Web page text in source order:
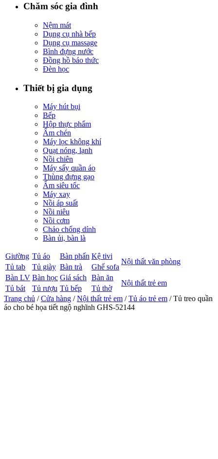
Chăm sóc gia đình
Nệm mát
Dụng cụ nhà bếp
Dụng cụ massage
Bình đựng nước
Đồng hồ báo thức
Đèn học
Thiết bị gia dụng
Máy hút bụi
Bếp
Hộp thực phẩm
Ấm chén
Máy lọc không khí
Quạt nóng, lạnh
Nồi chiên
Máy sấy quần áo
Thùng đựng gạo
Ấm siêu tốc
Máy xay
Nồi áp suất
Nồi niêu
Nồi cơm
Chảo chống dính
Bàn ủi, bàn là
Giường Tủ áo Bàn phấn Kệ tivi
Nội thất văn phòng
Tủ tab Tủ giày Bàn trà
Ghế sofa
Bàn LV Bàn học Giá sách Bàn ăn
Nội thất trẻ em
Tủ bát Tủ rượu Tủ bếp
Tủ thờ
Trang chủ /Cửa hàng /Nội thất trẻ em /Tủ áo trẻ em / Tủ treo quần
áo cho bé họa tiết ngộ nghĩnh GHS-52144